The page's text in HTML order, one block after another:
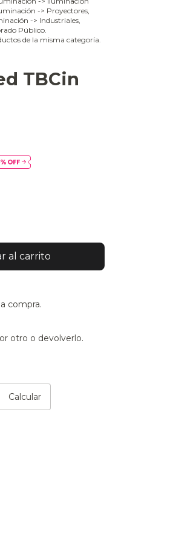
-> Proyectores,
-> Industriales,
Público.
de la misma categoría.
TBCin
compra.
otro o devolverlo.
Calcular